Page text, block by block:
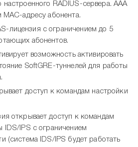
настроенного RADIUS-сервера. ААА
адресу абонента.
лицензия с ограничением до 5
абонентов.
возможность активировать
SoftGRE-туннелей для работы
доступ к командам настройки
открывает доступ к командам
IDS/IPS с ограничением
(система IDS/IPS будет работать